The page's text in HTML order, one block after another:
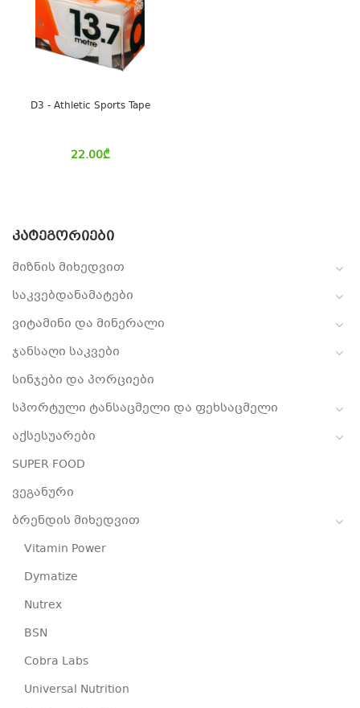
ᲙᲐᲢᲔᲒᲝᲠᲘᲔᲑᲘ
მიზნის მიხედვით
საკვებდანამატები
ვიტამინი და მინერალი
ჯანსაღი საკვები
სინჯები და პორციები
სპორტული ტანსაცმელი და ფეხსაცმელი
აქსესუარები
SUPER FOOD
ვეგანური
ბრენდის მიხედვით
Vitamin Power
Dymatize
Nutrex
BSN
Cobra Labs
Universal Nutrition
D3 - Athletic Sports Tape
22.00₾